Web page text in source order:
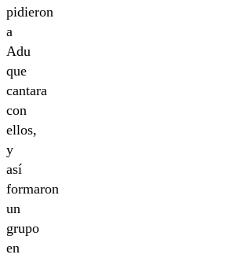
pidieron
a
Adu
que
cantara
con
ellos,
y
así
formaron
un
grupo
en